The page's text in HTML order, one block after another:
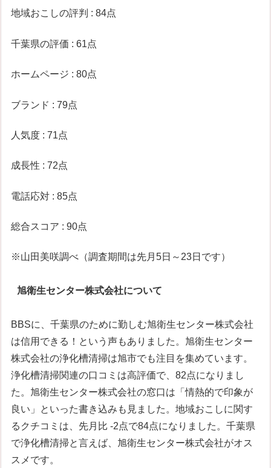
地域おこしの評判 : 84点
千葉県の評価 : 61点
ホームページ : 80点
ブランド : 79点
人気度 : 71点
成長性 : 72点
電話応対 : 85点
総合スコア : 90点
※山田美咲調べ（調査期間は先月5日～23日です）
旭衛生センター株式会社について
BBSに、千葉県のために勤しむ旭衛生センター株式会社
は信用できる！という声もありました。旭衛生センター
株式会社の浄化槽清掃は旭市でも注目を集めています。
浄化槽清掃関連の口コミは高評価で、82点になりまし
た。旭衛生センター株式会社の窓口は「情熱的で印象が
良い」といった書き込みも見ました。地域おこしに関す
るクチコミは、先月比 -2点で84点になりました。千葉県
で浄化槽清掃と言えば、旭衛生センター株式会社がオス
スメです。